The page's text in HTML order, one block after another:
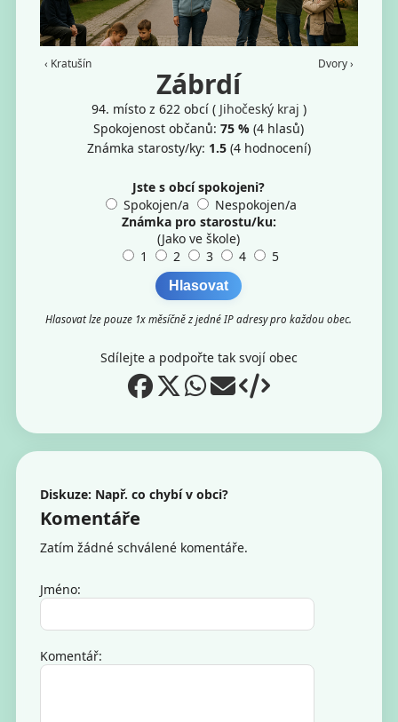
‹ Kratušín Dvory ›
Zábrdí
94. místo z 622 obcí ( Jihočeský kraj )
Spokojenost občanů:75 % (4 hlasů)
Známka starosty/ky: 1.5(4hodnocení)
Jste s obcí spokojeni?
Spokojen/a
Nespokojen/a
Známka pro starostu/ku:
(Jako ve škole)
1
2 3 4 5
Hlasovat
Hlasovat lze pouze 1x měsíčně z jedné IP adresy pro každou obec.
Sdílejte a podpořte tak svojí obec
Diskuze: Např. co chybí v obci?
Komentáře
Zatím žádné schválené komentáře.
Jméno:
Komentář: